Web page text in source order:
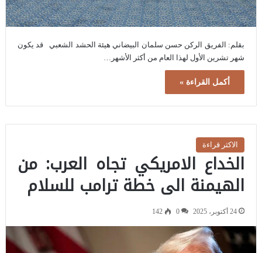
بقلم: الفريق الركن حسن سلمان البيضاني هيئة الحشد الشعبي قد يكون
شهر تشرين الأول لهذا العام من أكثر الأشهر…
أكمل القراءة »
الاكثر قراءة
الخداع الامريكي تجاه العرب: من
الهيمنة الى خطة ترامب للسلام
24 أكتوبر، 2025 0
142